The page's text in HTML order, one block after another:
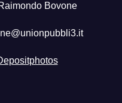
Bovone